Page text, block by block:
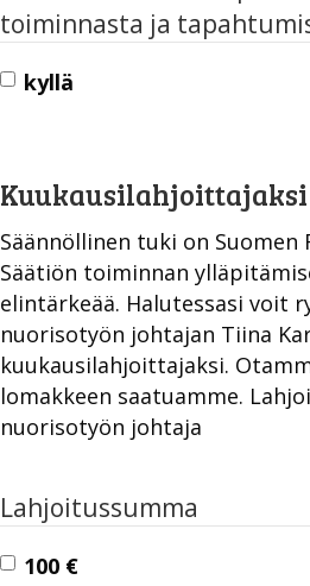
toiminnasta ja
kyllä
Säännöllinen tuki on
Säätiön toiminnan
elintärkeää. Halutessasi voit
nuorisotyön johtajan Tiina
kuukausilahjoittajaksi.
lomakkeen saatuamme.
nuorisotyön johtaja
Lahjoitussumma
100 €